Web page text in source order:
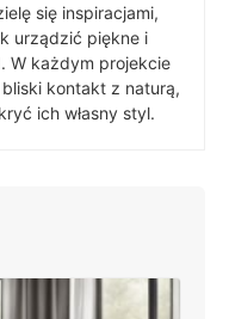
się inspiracjami,
urządzić piękne i
W każdym projekcie
kontakt z naturą,
ich własny styl.